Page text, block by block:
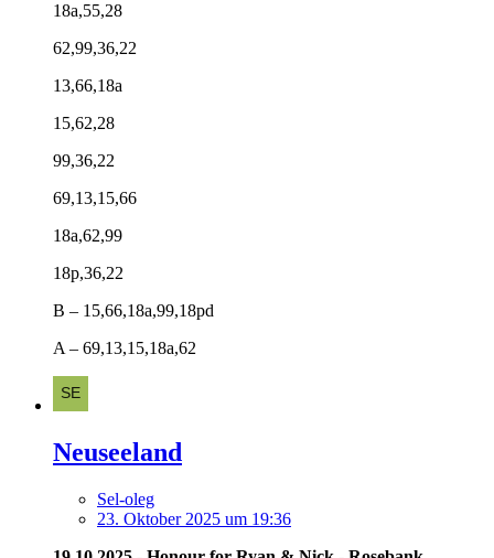
18а,55,28
62,99,36,22
13,66,18а
15,62,28
99,36,22
69,13,15,66
18а,62,99
18р,36,22
B – 15,66,18а,99,18рd
A – 69,13,15,18а,62
Neuseeland
Sel-oleg
23. Oktober 2025 um 19:36